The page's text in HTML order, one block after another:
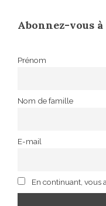
Abonnez-vous
Prénom
Nom de famille
E-mail
En continuant,